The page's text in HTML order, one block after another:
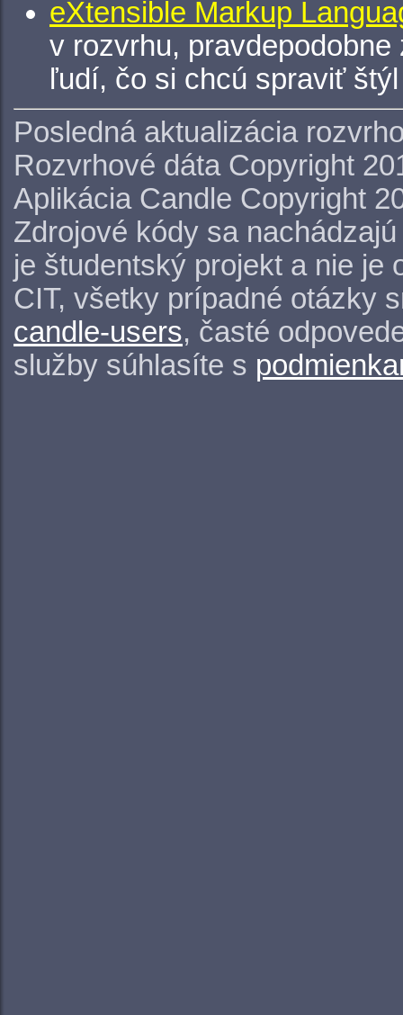
eXtensible Markup
v rozvrhu,
ľudí, čo si chcú spraviť
Posledná aktualizácia
Rozvrhové dáta Copyright
Aplikácia Candle Copyright
Zdrojové kódy sa
je študentský projekt a nie je
CIT, všetky prípadné otázky
candle-users, časté
služby súhlasíte s